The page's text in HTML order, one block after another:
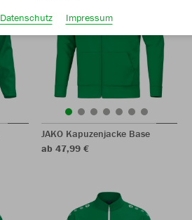
JAKO Kapuzenjacke Base
ab 47,99 €
Datenschutz
Impressum